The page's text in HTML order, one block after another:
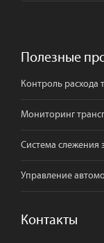
Полезные
Контроль расхода
Мониторинг
Система слежения
Управление
Контакты